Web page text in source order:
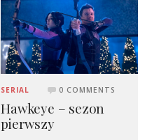
SERIAL 0 COMMENTS
Hawkeye – sezon
pierwszy